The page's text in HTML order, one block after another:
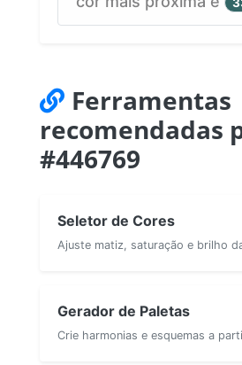
Ferramentas
recomendadas
#446769
Seletor de Cores
Ajuste matiz, saturação e brilho
Gerador de Paletas
Crie harmonias e esquemas a